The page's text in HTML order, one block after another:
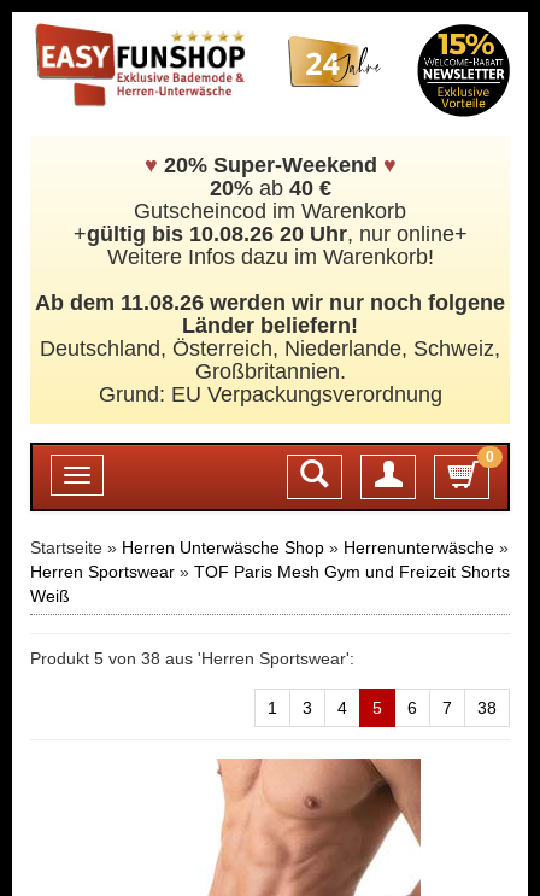
♥ 20% Super-Weekend ♥
20%ab 40 €
Gutscheincod im Warenkorb
+gültig bis 10.08.26 20 Uhr, nur online+
Weitere Infos dazu im Warenkorb!
Ab dem 11.08.26 werden wir nur noch folgene
Länder beliefern!
Deutschland, Österreich, Niederlande, Schweiz,
Großbritannien.
Grund: EU Verpackungsverordnung
Toggle
navigation
0
Login
Startseite » Herren Unterwäsche Shop » Herrenunterwäsche »
Herren Sportswear » TOF Paris Mesh Gym und Freizeit Shorts
Weiß
Produkt 5 von 38 aus 'Herren Sportswear':
1 3 4 5 6 7 38